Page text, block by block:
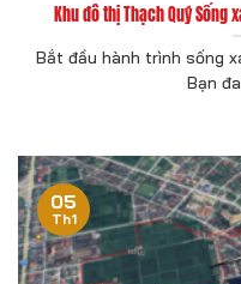
Khu đô thị Thạch Quý
Bắt đầu hành trình sống
Bạn
05
Th1